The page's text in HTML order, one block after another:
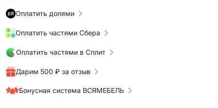
Оплатить долями
Оплатить частями Сбера
Оплатить частями в Сплит
Дарим 500 ₽ за отзыв
Бонусная система ВСЯМЕБЕЛЬ